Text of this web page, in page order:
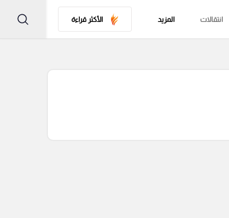
انتقالات المزيد الأكثر قراءة